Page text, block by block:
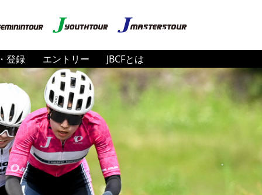
登録 エントリー JBCFとは